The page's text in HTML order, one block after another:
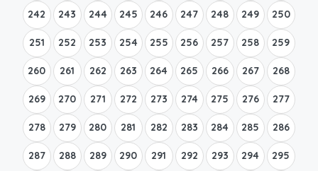
242 243 244 245 246 247 248 249 250
251 252 253 254 255 256 257 258 259
260 261 262 263 264 265 266 267 268
269 270 271 272 273 274 275 276 277
278 279 280 281 282 283 284 285 286
287 288 289 290 291 292 293 294 295